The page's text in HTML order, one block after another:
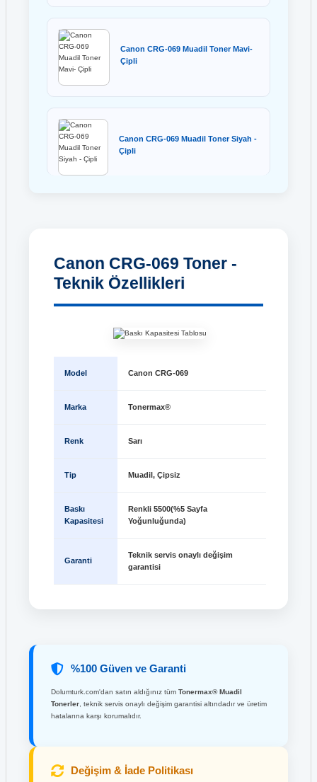
Canon CRG-069 Muadil Toner Mavi-
Çipli
Canon CRG-069 Muadil Toner Siyah -
Çipli
Canon CRG-069 Toner -
Teknik Özellikleri
Model Canon CRG-069
Marka Tonermax®
Renk Sarı
Tip Muadil, Çipsiz
Baskı
Kapasitesi
Renkli 5500(%5 Sayfa
Yoğunluğunda)
Garanti
Teknik servis onaylı değişim
garantisi
%100 Güven ve Garanti
Dolumturk.com'dan satın aldığınız tüm Tonermax® Muadil
Tonerler , teknik servis onaylı değişim garantisi altındadır ve üretim
hatalarına karşı korumalıdır.
Değişim & İade Politikası